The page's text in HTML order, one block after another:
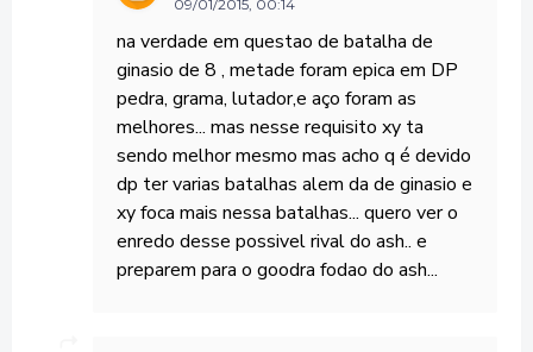
09/01/2015, 00:14
na verdade em questao de batalha de
ginasio de 8 , metade foram epica em DP
pedra, grama, lutador,e aço foram as
melhores... mas nesse requisito xy ta
sendo melhor mesmo mas acho q é devido
dp ter varias batalhas alem da de ginasio e
xy foca mais nessa batalhas... quero ver o
enredo desse possivel rival do ash.. e
preparem para o goodra fodao do ash...